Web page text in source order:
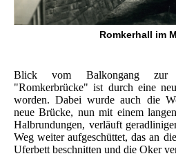
Romkerhall im
Blick vom Balkongang
"Romkerbrücke" ist durch eine
worden. Dabei wurde auch die
neue Brücke, nun mit einem
Halbrundungen, verläuft
Weg weiter aufgeschüttet, das an
Uferbett beschnitten und die Oker